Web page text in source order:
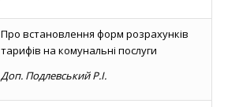
Про встановлення форм розрахунків
тарифів на комунальні послуги
Доп. Подлевський Р.І.